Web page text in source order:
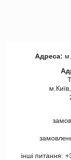
Адреса:
інші питання: